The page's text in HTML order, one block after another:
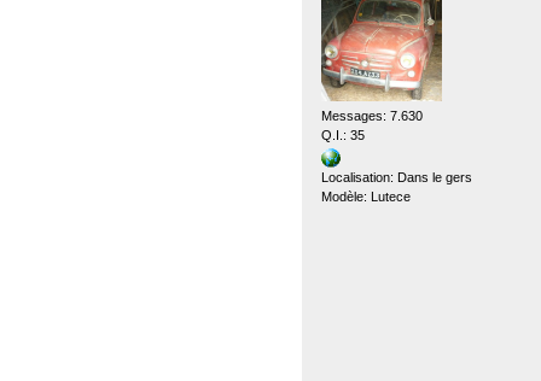
Messages: 7.630
Q.I.: 35
Localisation: Dans le gers
Modèle: Lutece